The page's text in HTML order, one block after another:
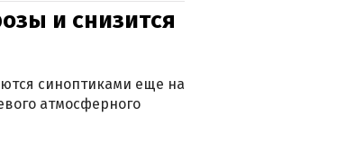
и снизится
синоптиками еще на
атмосферного